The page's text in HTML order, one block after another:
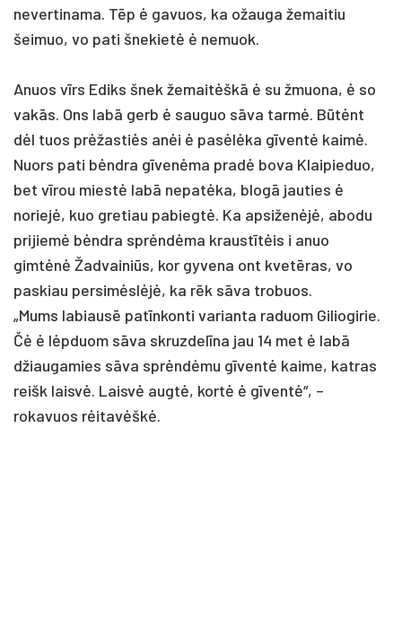
nevertinama. Tēp ė gavuos, ka ožauga žemaitiu
šeimuo, vo pati šnekietė ė nemuok.
Anuos vīrs Ediks šnek žemaitėškā ė su žmuona, ė so
vakās. Ons labā gerb ė sauguo sāva tarmė. Būtėnt
dėl tuos prėžastiės anėi ė pasėlėka gīventė kaimė.
Nuors pati bėndra gīvenėma pradė bova Klaipieduo,
bet vīrou miestė labā nepatėka, blogā jauties ė
noriejė, kuo gretiau pabiegtė. Ka apsiženėjė, abodu
prijiemė bėndra sprėndėma kraustītėis i anuo
gimtėnė Žadvainiūs, kor gyvena ont kvetēras, vo
paskiau persimėslėjė, ka rēk sāva trobuos.
„Mums labiausē patīnkonti varianta raduom Giliogirie.
Čė ė lėpduom sāva skruzdelīna jau 14 met ė labā
džiaugamies sāva sprėndėmu gīventė kaime, katras
reišk laisvė. Laisvė augtė, kortė ė gīventė“, –
rokavuos rėitavėškė.